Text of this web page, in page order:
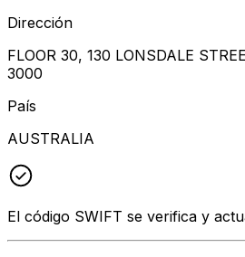
Dirección
FLOOR 30, 130 LONSDALE
3000
País
AUSTRALIA
El código SWIFT se verifica y